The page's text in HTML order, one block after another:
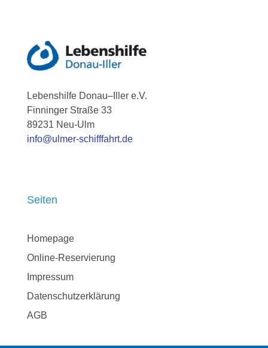
Lebenshilfe Donau–Iller e.V.
Finninger Straße 33
89231 Neu-Ulm
info@ulmer-schifffahrt.de
Seiten
Homepage
Online-Reservierung
Impressum
Datenschutzerklärung
AGB